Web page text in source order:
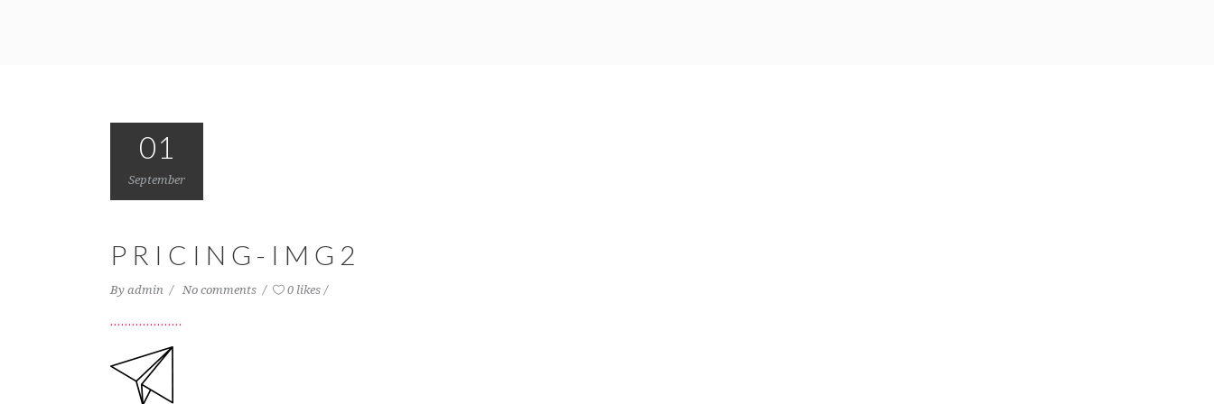
01
September
PRICING-IMG2
By admin No comments 0 likes